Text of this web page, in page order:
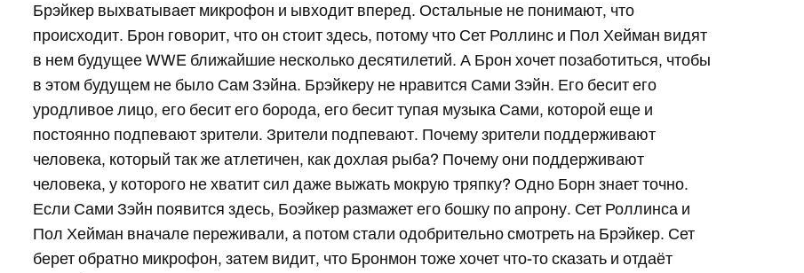
Брэйкер выхватывает микрофон и ывходит вперед. Остальные не понимают, что
происходит. Брон говорит, что он стоит здесь, потому что Сет Роллинс и Пол Хейман видят
в нем будущее WWE ближайшие несколько десятилетий. А Брон хочет позаботиться, чтобы
в этом будущем не было Сам Зэйна. Брэйкеру не нравится Сами Зэйн. Его бесит его
уродливое лицо, его бесит его борода, его бесит тупая музыка Сами, которой еще и
постоянно подпевают зрители. Зрители подпевают. Почему зрители поддерживают
человека, который так же атлетичен, как дохлая рыба? Почему они поддерживают
человека, у которого не хватит сил даже выжать мокрую тряпку? Одно Борн знает точно.
Если Сами Зэйн появится здесь, Боэйкер размажет его бошку по апрону. Сет Роллинса и
Пол Хейман вначале переживали, а потом стали одобрительно смотреть на Брэйкер. Сет
берет обратно микрофон, затем видит, что Бронмон тоже хочет что-то сказать и отдаёт